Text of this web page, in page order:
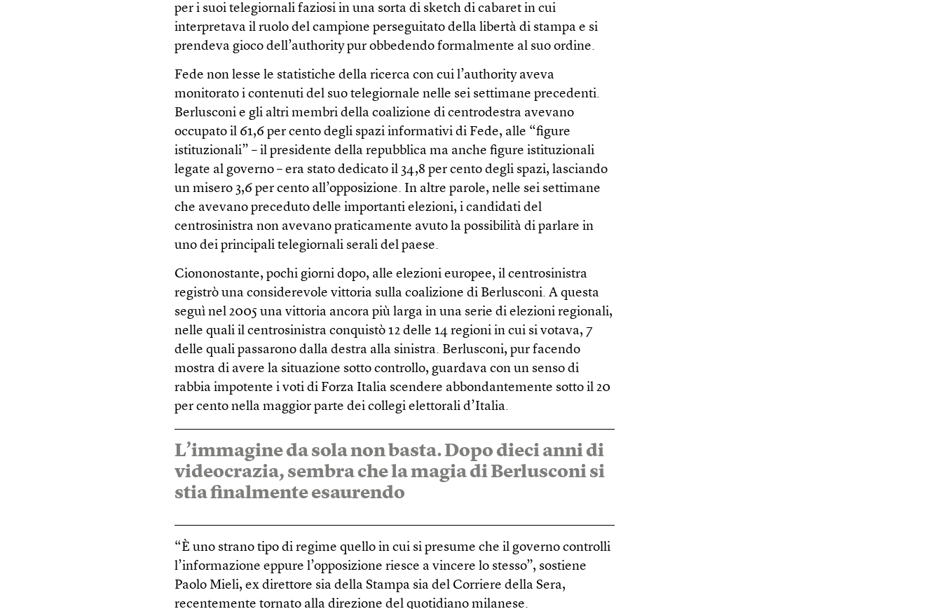
per i suoi telegiornali faziosi in una sorta di sketch di cabaret in cui
interpretava il ruolo del campione perseguitato della libertà di stampa e si
prendeva gioco dell’authority pur obbedendo formalmente al suo ordine.
Fede non lesse le statistiche della ricerca con cui l’authority aveva
monitorato i contenuti del suo telegiornale nelle sei settimane precedenti.
Berlusconi e gli altri membri della coalizione di centrodestra avevano
occupato il 61,6 per cento degli spazi informativi di Fede, alle “figure
istituzionali” – il presidente della repubblica ma anche figure istituzionali
legate al governo – era stato dedicato il 34,8 per cento degli spazi, lasciando
un misero 3,6 per cento all’opposizione. In altre parole, nelle sei settimane
che avevano preceduto delle importanti elezioni, i candidati del
centrosinistra non avevano praticamente avuto la possibilità di parlare in
uno dei principali telegiornali serali del paese.
Ciononostante, pochi giorni dopo, alle elezioni europee, il centrosinistra
registrò una considerevole vittoria sulla coalizione di Berlusconi. A questa
seguì nel 2005 una vittoria ancora più larga in una serie di elezioni regionali,
nelle quali il centrosinistra conquistò 12 delle 14 regioni in cui si votava, 7
delle quali passarono dalla destra alla sinistra. Berlusconi, pur facendo
mostra di avere la situazione sotto controllo, guardava con un senso di
rabbia impotente i voti di Forza Italia scendere abbondantemente sotto il 20
per cento nella maggior parte dei collegi elettorali d’Italia.
L’immagine da sola non basta. Dopo dieci anni di
videocrazia, sembra che la magia di Berlusconi si
stia finalmente esaurendo
“È uno strano tipo di regime quello in cui si presume che il governo controlli
l’informazione eppure l’opposizione riesce a vincere lo stesso”, sostiene
Paolo Mieli, ex direttore sia della Stampa sia del Corriere della Sera,
recentemente tornato alla direzione del quotidiano milanese.